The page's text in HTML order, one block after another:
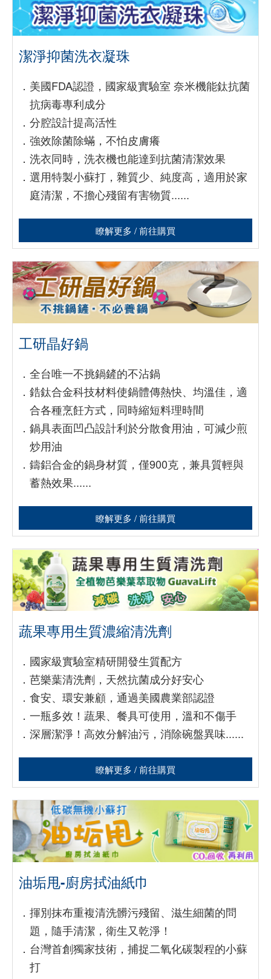
潔淨抑菌洗衣凝珠
． 美國FDA認證， 國家級實驗室 奈米機能鈦抗菌
抗病毒專利成分
． 分腔設計提高活性
． 強效除菌除蟎，不怕皮膚癢
． 洗衣同時，洗衣機也能達到抗菌清潔效果
． 選用特製小蘇打，雜質少、純度高，適用於家
庭清潔，不擔心殘留有害物質......
瞭解更多 / 前往購買
工研晶好鍋
． 全台唯一不挑鍋鏟的不沾鍋
． 鋯鈦合金科技材料使鍋體傳熱快、均溫佳，適
合各種烹飪方式，同時縮短料理時間
． 鍋具表面凹凸設計利於分散食用油，可減少煎
炒用油
． 鑄鋁合金的鍋身材質，僅900克，兼具質輕與
蓄熱效果......
瞭解更多 / 前往購買
蔬果專用生質濃縮清洗劑
． 國家級實驗室精研開發生質配方
． 芭樂葉清洗劑，天然抗菌成分好安心
． 食安、環安兼顧，通過美國農業部認證
． 一瓶多效！蔬果、餐具可使用，溫和不傷手
． 深層潔淨！高效分解油污，消除碗盤異味......
瞭解更多 / 前往購買
油垢甩-廚房拭油紙巾
． 揮別抹布重複清洗髒污殘留、滋生細菌的問
題，隨手清潔，衛生又乾淨！
． 台灣首創獨家技術，捕捉二氧化碳製程的小蘇
打